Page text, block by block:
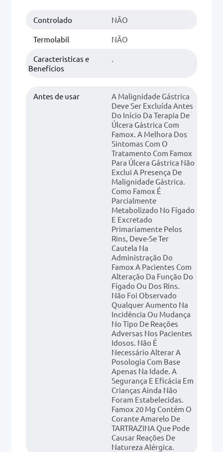
Controlado NÃO
Termolabil NÃO
Caracteristicas e
Benefícios
.
Antes de usar
A Malignidade Gástrica
Deve Ser Excluída Antes
Do Início Da Terapia De
Úlcera Gástrica Com
Famox. A Melhora Dos
Sintomas Com O
Tratamento Com Famox
Para Úlcera Gástrica Não
Exclui A Presença De
Malignidade Gástrica.
Como Famox É
Parcialmente
Metabolizado No Fígado
E Excretado
Primariamente Pelos
Rins, Deve-Se Ter
Cautela Na
Administração Do
Famox A Pacientes Com
Alteração Da Função Do
Fígado Ou Dos Rins.
Não Foi Observado
Qualquer Aumento Na
Incidência Ou Mudança
No Tipo De Reações
Adversas Nos Pacientes
Idosos. Não É
Necessário Alterar A
Posologia Com Base
Apenas Na Idade. A
Segurança E Eficácia Em
Crianças Ainda Não
Foram Estabelecidas.
Famox 20 Mg Contém O
Corante Amarelo De
TARTRAZINA Que Pode
Causar Reações De
Natureza Alérgica.